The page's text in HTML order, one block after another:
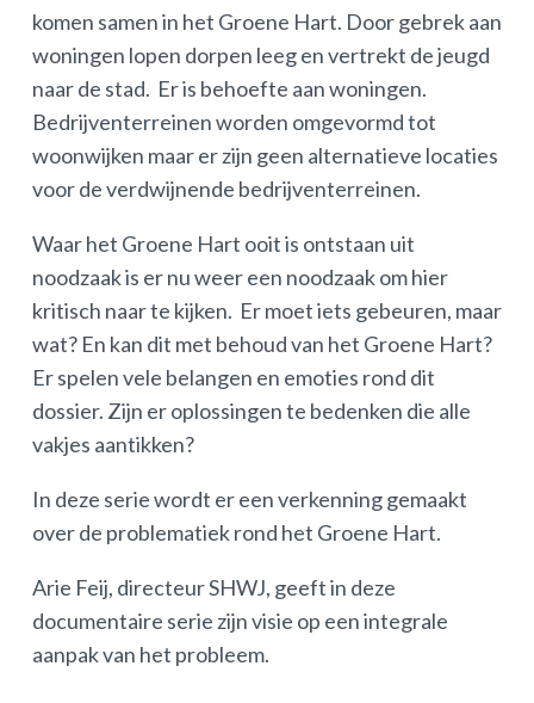
komen samen in het Groene Hart. Door gebrek aan
woningen lopen dorpen leeg en vertrekt de jeugd
naar de stad. Er is behoefte aan woningen.
Bedrijventerreinen worden omgevormd tot
woonwijken maar er zijn geen alternatieve locaties
voor de verdwijnende bedrijventerreinen.
Waar het Groene Hart ooit is ontstaan uit
noodzaak is er nu weer een noodzaak om hier
kritisch naar te kijken. Er moet iets gebeuren, maar
wat? En kan dit met behoud van het Groene Hart?
Er spelen vele belangen en emoties rond dit
dossier. Zijn er oplossingen te bedenken die alle
vakjes aantikken?
In deze serie wordt er een verkenning gemaakt
over de problematiek rond het Groene Hart.
Arie Feij, directeur SHWJ, geeft in deze
documentaire serie zijn visie op een integrale
aanpak van het probleem.